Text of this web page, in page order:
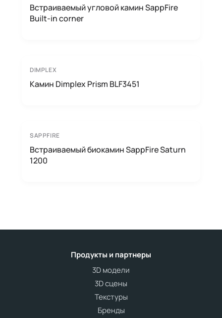
Встраиваемый угловой камин SappFire
Built-in corner
DIMPLEX
Камин Dimplex Prism BLF3451
SAPPFIRE
Встраиваемый биокамин SappFire Saturn
1200
Продукты и партнеры
3D модели
3D сцены
Текстуры
Бренды